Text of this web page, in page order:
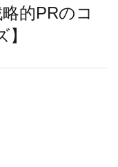
的PRのコ